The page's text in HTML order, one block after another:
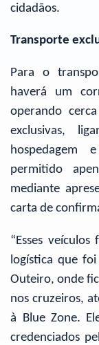
cidadãos.
Transporte
Para o
haverá um
operando
exclusivas,
hospedagem
permitido
mediante
carta de
“Esses
logística que
Outeiro, onde
nos cruzeiros,
à Blue Zone.
credenciados